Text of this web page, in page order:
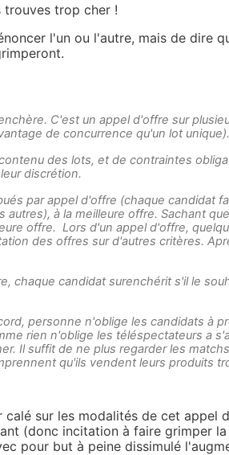
trouves trop cher !
l'un ou l'autre, mais de dire
C'est un appel d'offre sur
de concurrence qu'un lot unique).
des lots, et de contraintes
discrétion.
par appel d'offre (chaque candidat
autres), à la meilleure offre. Sachant
offre. Lors d'un appel d'offre,
des offres sur d'autres critères.
chaque candidat surenchérit s'il le
personne n'oblige les candidats à
rien n'oblige les téléspectateurs a
Il suffit de ne plus regarder les
qu'ils vendent leurs produits
calé sur les modalités de cet appel
(donc incitation à faire grimper
pour but à peine dissimulé